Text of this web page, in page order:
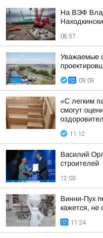
На ВЭФ
08:57
Уважаемые
09:09
«С легким
смогут
11:12
Василий
строителей
12:03
Винни-Пух
кажется, не
11:24